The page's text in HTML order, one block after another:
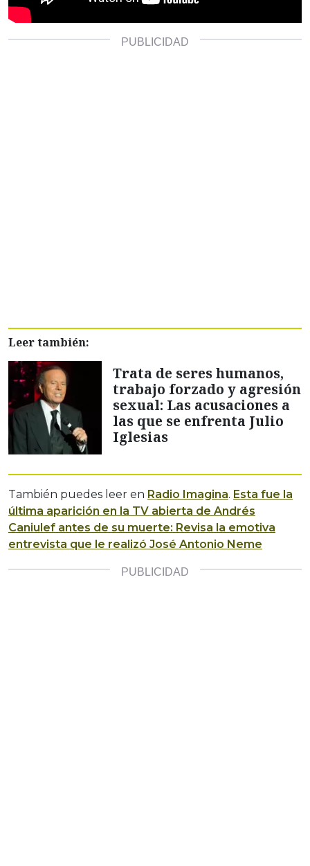
Leer también:
Trata de seres humanos,
trabajo forzado y agresión
sexual: Las acusaciones a
las que se enfrenta Julio
Iglesias
También puedes leer en Radio Imagina. Esta fue la
última aparición en la TV abierta de Andrés
Caniulef antes de su muerte: Revisa la emotiva
entrevista que le realizó José Antonio Neme